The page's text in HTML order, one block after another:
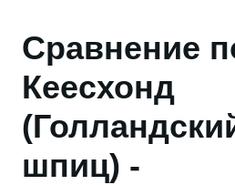
Сравнение
Кеесхонд
шпиц) -